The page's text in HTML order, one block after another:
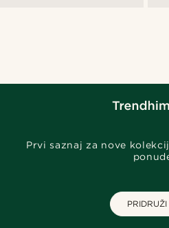
Prvi saznaj za nove
PRIDRUŽI